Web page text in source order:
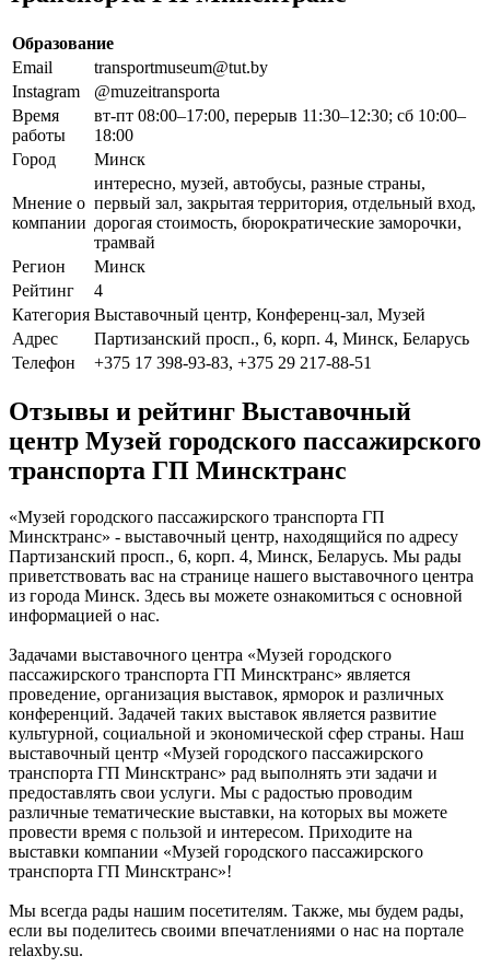
Образование
Email
transportmuseum@tut.by
Instagram
@muzeitransporta
Время
работы
вт-пт 08:00–17:00, перерыв 11:30–12:30; сб 10:00–
18:00
Город
Минск
Мнение о
компании
интересно, музей, автобусы, разные страны,
первый зал, закрытая территория, отдельный вход,
дорогая стоимость, бюрократические заморочки,
трамвай
Регион
Минск
Рейтинг
4
Категория Выставочный центр, Конференц-зал, Музей
Адрес
Партизанский просп., 6, корп. 4, Минск, Беларусь
Телефон
+375 17 398-93-83, +375 29 217-88-51
Отзывы и рейтинг Выставочный
центр Музей городского пассажирского
транспорта ГП Минсктранс
«Музей городского пассажирского транспорта ГП
Минсктранс» - выставочный центр, находящийся по адресу
Партизанский просп., 6, корп. 4, Минск, Беларусь. Мы рады
приветствовать вас на странице нашего выставочного центра
из города Минск. Здесь вы можете ознакомиться с основной
информацией о нас.
Задачами выставочного центра «Музей городского
пассажирского транспорта ГП Минсктранс» является
проведение, организация выставок, ярморок и различных
конференций. Задачей таких выставок является развитие
культурной, социальной и экономической сфер страны. Наш
выставочный центр «Музей городского пассажирского
транспорта ГП Минсктранс» рад выполнять эти задачи и
предоставлять свои услуги. Мы с радостью проводим
различные тематические выставки, на которых вы можете
провести время с пользой и интересом. Приходите на
выставки компании «Музей городского пассажирского
транспорта ГП Минсктранс»!
Мы всегда рады нашим посетителям. Также, мы будем рады,
если вы поделитесь своими впечатлениями о нас на портале
relaxby.su.